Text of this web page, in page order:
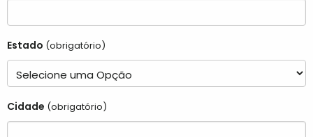
Estado (obrigatório)
Cidade (obrigatório)